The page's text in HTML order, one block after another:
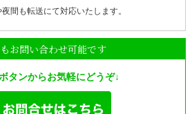
間も転送にて対応いたします。
お問い合わせ可能です
タンからお気軽にどうぞ↓